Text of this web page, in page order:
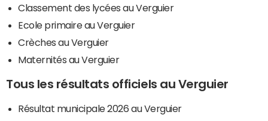
Classement des lycées au Verguier
Ecole primaire au Verguier
Crèches au Verguier
Maternités au Verguier
Tous les résultats officiels au Verguier
Résultat municipale 2026 au Verguier